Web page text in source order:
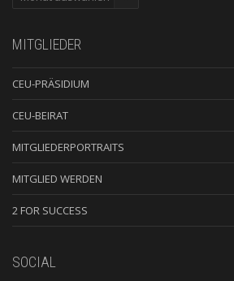
MITGLIEDER
CEU-PRÄSIDIUM
CEU-BEIRAT
MITGLIEDERPORTRAITS
MITGLIED WERDEN
2 FOR SUCCESS
SOCIAL